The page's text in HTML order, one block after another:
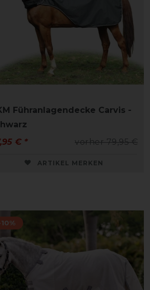
Führanlagendecke Carvis -
vorher 79,95 €
€ *
ARTIKEL MERKEN